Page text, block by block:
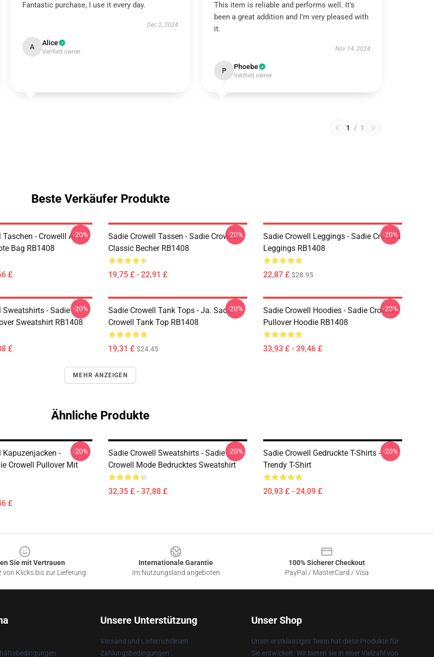
Fantastic purchase, I use it every day.
Dec 2, 2024
A Alice
Verified owner
This item is reliable and performs well. It’s
been a great addition and I’m very pleased with
it.
Nov 14, 2024
P Phoebe
Verified owner
1 / 1
Beste Verkäufer Produkte
Taschen - Crowelll Alle
Bag RB1408
£
-20%
Sadie Crowell Tassen - Sadie CrowellI
Classic Becher RB1408
19,75 £ - 22,91 £
-20%
Sadie Crowell Leggings - Sadie Crowelll
Leggings RB1408
22,87 £ $28.95
-20%
Sweatshirts - Sadie
Sweatshirt RB1408
£
-20%
Sadie Crowell Tank Tops - Ja. Sadie
Crowell Tank Top RB1408
19,31 £ $24.45
-20%
Sadie Crowell Hoodies - Sadie CrowellI
Pullover Hoodie RB1408
33,93 £ - 39,46 £
-20%
MEHR ANZEIGEN
Ähnliche Produkte
Kapuzenjacken -
Crowell Pullover Mit
£
-20%
Sadie Crowell Sweatshirts - Sadie
Crowell Mode Bedrucktes Sweatshirt
32,35 £ - 37,88 £
-20%
Sadie Crowell Gedruckte T-Shirts -
Trendy T-Shirt
20,93 £ - 24,09 £
-20%
Sie mit Vertrauen
Klicks bis zur Lieferung
Internationale Garantie
Im Nutzungsland angeboten
100% Sicherer Checkout
PayPal / MasterCard / Visa
Unsere Unterstützung
Versand und Lieferrichtlinien
Zahlungsbedingungen
Unser Shop
Unser erstklassiges Team hat diese Produkte für
Sie entwickelt. Wir bieten sie in einer Vielzahl von